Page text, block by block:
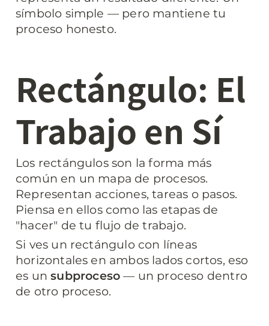
símbolo simple — pero mantiene tu
proceso honesto.
Rectángulo: El
Trabajo en Sí
Los rectángulos son la forma más
común en un mapa de procesos.
Representan acciones, tareas o pasos.
Piensa en ellos como las etapas de
"hacer" de tu flujo de trabajo.
Si ves un rectángulo con líneas
horizontales en ambos lados cortos, eso
es un subproceso — un proceso dentro
de otro proceso.